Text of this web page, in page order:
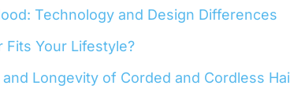
Technology and Design Differences
Fits Your Lifestyle?
and Longevity of Corded and Cordless